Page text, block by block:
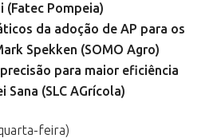
(Fatec Pompeia)
da adoção de AP para os
Spekken (SOMO Agro)
para maior eficiência
Sana (SLC AGrícola)
feira)